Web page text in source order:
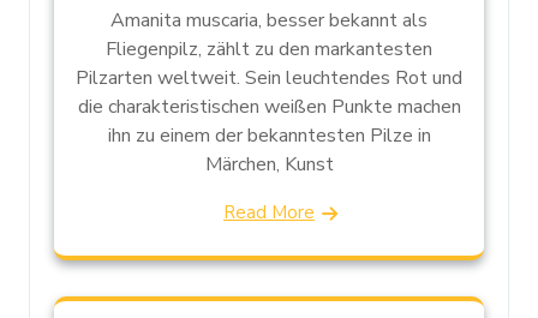
Amanita muscaria, besser bekannt als
Fliegenpilz, zählt zu den markantesten
Pilzarten weltweit. Sein leuchtendes Rot und
die charakteristischen weißen Punkte machen
ihn zu einem der bekanntesten Pilze in
Märchen, Kunst
Read More